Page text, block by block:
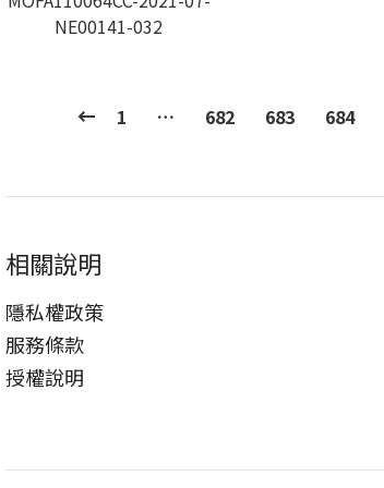
NE00141-032
1 … 682 683 684
相關說明
隱私權政策
服務條款
授權說明